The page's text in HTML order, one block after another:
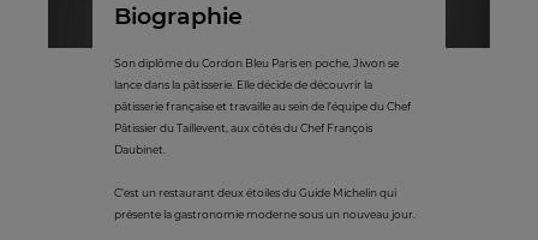
Biographie
Son diplôme du Cordon Bleu Paris en poche, Jiwon se
lance dans la pâtisserie. Elle décide de découvrir la
pâtisserie française et travaille au sein de l’équipe du Chef
Pâtissier du Taillevent, aux côtés du Chef François
Daubinet.
C’est un restaurant deux étoiles du Guide Michelin qui
présente la gastronomie moderne sous un nouveau jour.